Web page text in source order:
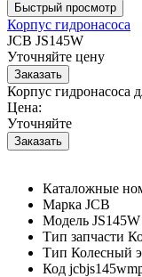
Корпус гидронасоса
JCB JS145W
Уточняйте цену
Корпус гидронасоса
Цена:
Уточняйте
Каталожные
Марка JCB
Модель JS145W
Тип запчасти
Тип Колесный
Код